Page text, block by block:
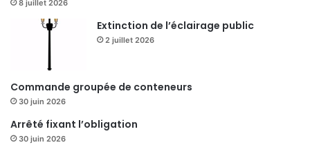
8 juillet 2026
Extinction de l’éclairage public
2 juillet 2026
Commande groupée de conteneurs
30 juin 2026
Arrêté fixant l’obligation
30 juin 2026